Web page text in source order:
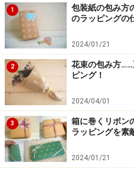
レースペーパー風切り
ング例つき
ラッピング飾りにも！
和柄折り紙・千代紙フ
&印刷できるサイト
※記事内容は執筆時点のもので
い。
1
包装紙の包み方
のラッピングの
2024/01/21
2
花束の包み方……
ピング！
2024/04/01
3
箱に巻くリボン
ラッピングを素
2024/01/21